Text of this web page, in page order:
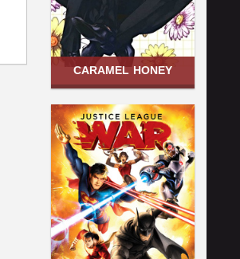
CARAMEL HONEY